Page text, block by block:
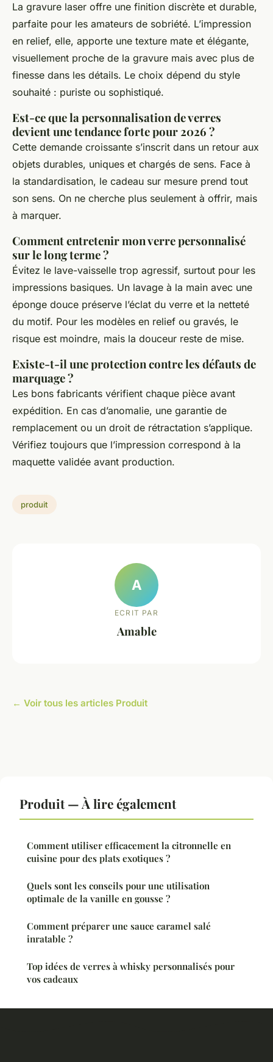
La gravure laser offre une finition discrète et durable,
parfaite pour les amateurs de sobriété. L’impression
en relief, elle, apporte une texture mate et élégante,
visuellement proche de la gravure mais avec plus de
finesse dans les détails. Le choix dépend du style
souhaité : puriste ou sophistiqué.
Est-ce que la personnalisation de verres
devient une tendance forte pour 2026 ?
Cette demande croissante s’inscrit dans un retour aux
objets durables, uniques et chargés de sens. Face à
la standardisation, le cadeau sur mesure prend tout
son sens. On ne cherche plus seulement à offrir, mais
à marquer.
Comment entretenir mon verre personnalisé
sur le long terme ?
Évitez le lave-vaisselle trop agressif, surtout pour les
impressions basiques. Un lavage à la main avec une
éponge douce préserve l’éclat du verre et la netteté
du motif. Pour les modèles en relief ou gravés, le
risque est moindre, mais la douceur reste de mise.
Existe-t-il une protection contre les défauts de
marquage ?
Les bons fabricants vérifient chaque pièce avant
expédition. En cas d’anomalie, une garantie de
remplacement ou un droit de rétractation s’applique.
Vérifiez toujours que l’impression correspond à la
maquette validée avant production.
produit
A
ECRIT PAR
Amable
← Voir tous les articles Produit
Produit — À lire également
Comment utiliser efficacement la citronnelle en
cuisine pour des plats exotiques ?
Quels sont les conseils pour une utilisation
optimale de la vanille en gousse ?
Comment préparer une sauce caramel salé
inratable ?
Top idées de verres à whisky personnalisés pour
vos cadeaux